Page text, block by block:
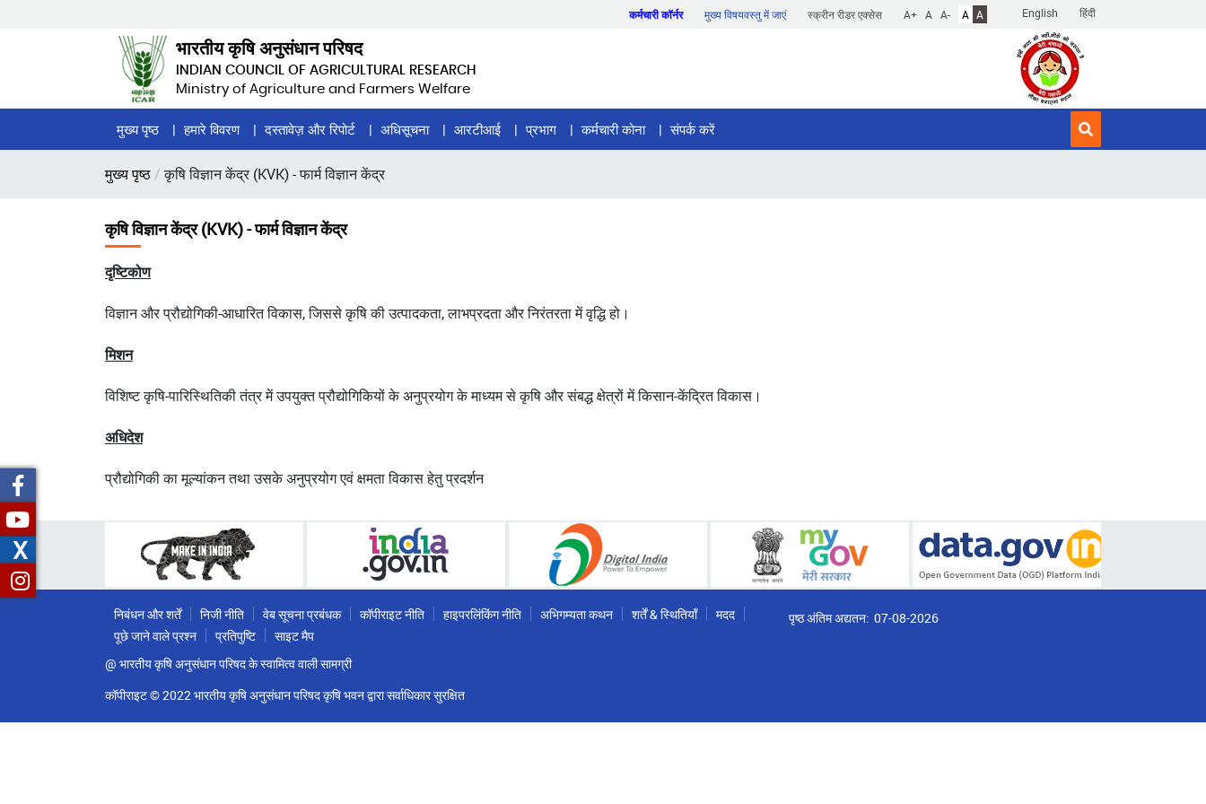
English हिंदी
कर्मचारी कॉर्नर मुख्य विषयवस्तु में जाएं स्क्रीन रीडर एक्सेस A+ A A- A A
भारतीय कृषि अनुसंधान परिषद
INDIAN COUNCIL OF AGRICULTURAL RESEARCH
Ministry of Agriculture and Farmers Welfare
Home
Page
Menu
मुख्य पृष्ठ हमारे विवरण दस्तावेज़ और रिपोर्ट अधिसूचना आरटीआई प्रभाग कर्मचारी कोना संपर्क करें
पग
मुख्य पृष्ठ कृषि विज्ञान केंद्र (KVK) - फार्म विज्ञान केंद्र
कृषि विज्ञान केंद्र (KVK) - फार्म विज्ञान केंद्र
दृष्टिकोण
विज्ञान और प्रौद्योगिकी-आधारित विकास, जिससे कृषि की उत्पादकता, लाभप्रदता और निरंतरता में वृद्धि हो।
मिशन
विशिष्ट कृषि-पारिस्थितिकी तंत्र में उपयुक्त प्रौद्योगिकियों के अनुप्रयोग के माध्यम से कृषि और संबद्ध क्षेत्रों में किसान-केंद्रित विकास।
अधिदेश
प्रौद्योगिकी का मूल्यांकन तथा उसके अनुप्रयोग एवं क्षमता विकास हेतु प्रदर्शन
निबंधन और शर्तें निजी नीति वेब सूचना प्रबंधक कॉपीराइट नीति हाइपरलिंकिंग नीति अभिगम्यता कथन शर्तें & स्थितियाँ
मदद
पूछे जाने वाले प्रश्न
प्रतिपुष्टि
साइट मैप
@ भारतीय कृषि अनुसंधान परिषद के स्वामित्व वाली सामग्री
कॉपीराइट © 2022 भारतीय कृषि अनुसंधान परिषद कृषि भवन द्वारा सर्वाधिकार सुरक्षित
पृष्ठ अंतिम अद्यतन: 07-08-2026
X